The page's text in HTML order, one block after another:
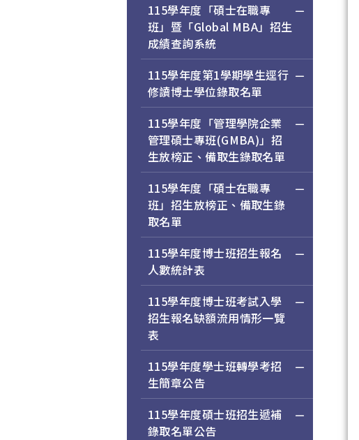
115學年度「碩士在職專
班」暨「Global MBA」招生
成績查詢系統
115學年度第1學期學生逕行
修讀博士學位錄取名單
115學年度「管理學院企業
管理碩士專班(GMBA)」招
生放榜正、備取生錄取名單
115學年度「碩士在職專
班」招生放榜正、備取生錄
取名單
115學年度博士班招生報名
人數統計表
115學年度博士班考試入學
招生報名缺額流用情形一覽
表
115學年度學士班轉學考招
生簡章公告
115學年度碩士班招生遞補
錄取名單公告